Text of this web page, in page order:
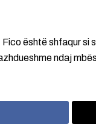
është shfaqur si
ndaj